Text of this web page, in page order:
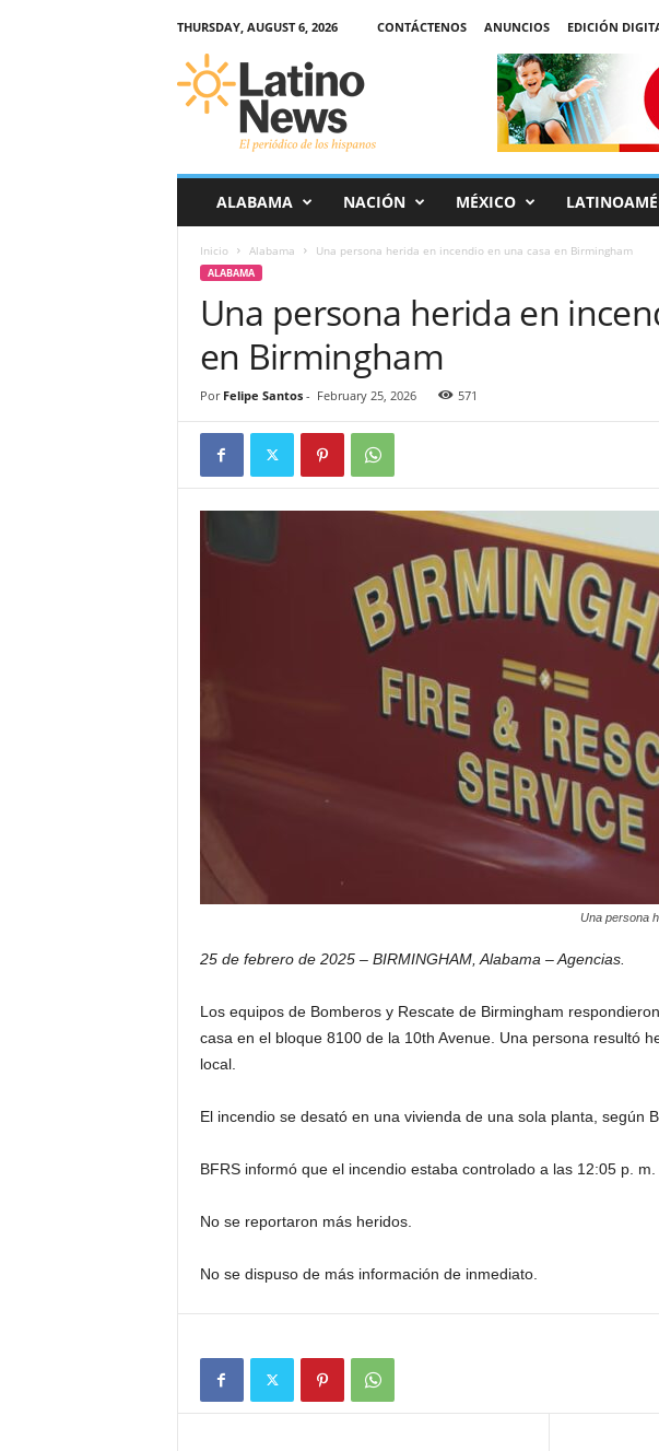
THURSDAY, AUGUST 6, 2026 CONTÁCTENOS ANUNCIOS
EDICIÓN
r
d
ALABAMA NACIÓN MÉXICO
Inicio Alabama Una persona herida en incendio en una casa en Birmingham
ALABAMA
Una persona herida en
en Birmingham
Por Felipe Santos- February 25, 2026 571
Una persona
25 de febrero de 2025 – BIRMINGHAM, Alabama – Agencias.
Los equipos de Bomberos y Rescate de Birmingham
casa en el bloque 8100 de la 10th Avenue. Una persona resultó
local.
El incendio se desató en una vivienda de una sola planta, según
BFRS informó que el incendio estaba controlado a las 12:05 p. m.
No se reportaron más heridos.
No se dispuso de más información de inmediato.